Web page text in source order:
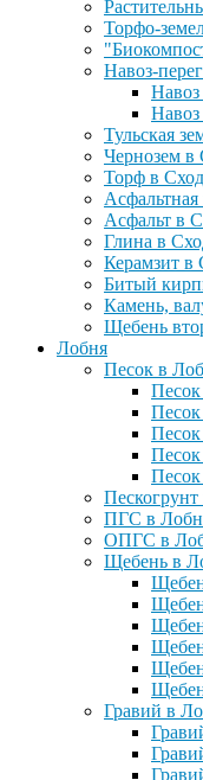
Торфо-
Навоз-
Тульская
Чернозем в
Торф в
Асфальт в
Глина в
Керамзит в
Битый
Камень,
Щебень
Лобня
Песок в
ПГС в
ОПГС в
Щебень в
Гравий в